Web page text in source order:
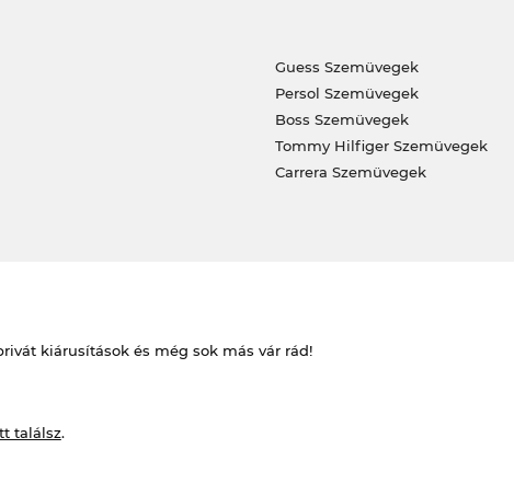
Guess Szemüvegek
Persol Szemüvegek
Boss Szemüvegek
Tommy Hilfiger Szemüvegek
Carrera Szemüvegek
kiárusítások és még sok más vár rád!
találsz.